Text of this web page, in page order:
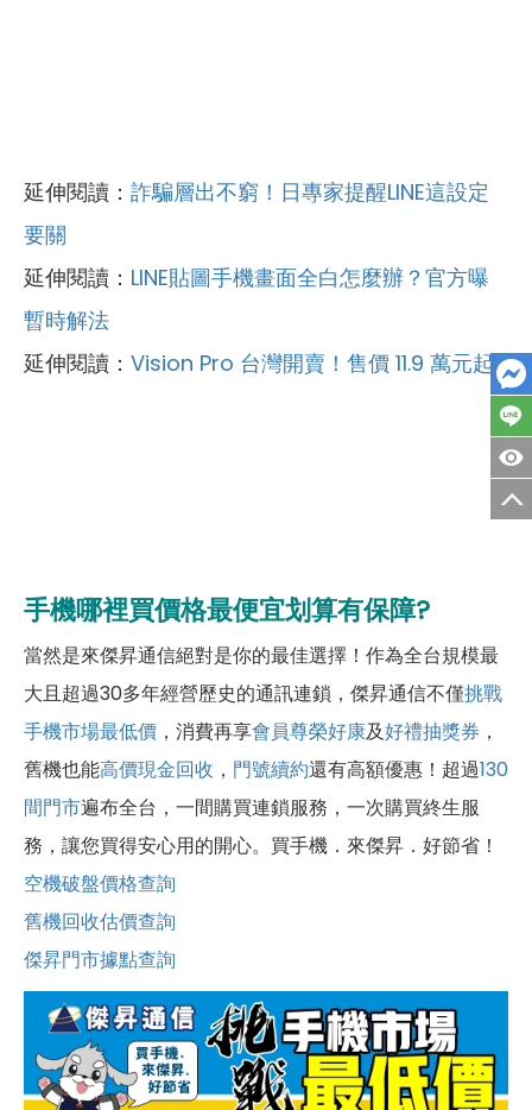
延伸閱讀： 詐騙層出不窮！日專家提醒LINE這設定
要關
延伸閱讀： LINE貼圖手機畫面全白怎麼辦？官方曝
暫時解法
延伸閱讀： Vision Pro 台灣開賣！售價 11.9 萬元起
手機哪裡買價格最便宜划算有保障?
當然是來傑昇通信絕對是你的最佳選擇！作為全台規模最
大且超過30多年經營歷史的通訊連鎖，傑昇通信不僅挑戰
手機市場最低價 ，消費再享會員尊榮好康及好禮抽獎券 ，
舊機也能高價現金回收 ， 門號續約還有高額優惠！超過130
間門市遍布全台，一間購買連鎖服務，一次購買終生服
務，讓您買得安心用的開心。買手機．來傑昇．好節省！
空機破盤價格查詢
舊機回收估價查詢
傑昇門市據點查詢